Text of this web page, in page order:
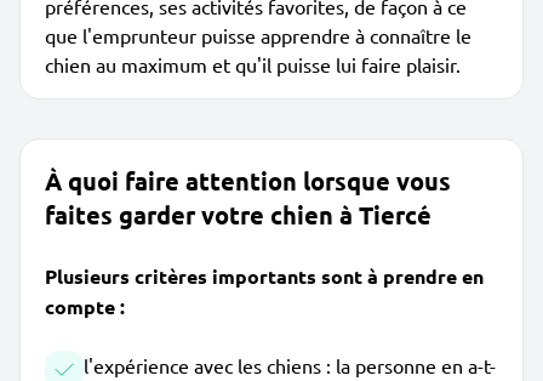
préférences, ses activités favorites, de façon à ce
que l'emprunteur puisse apprendre à connaître le
chien au maximum et qu'il puisse lui faire plaisir.
À quoi faire attention lorsque vous
faites garder votre chien à Tiercé
Plusieurs critères importants sont à prendre en
compte :
l'expérience avec les chiens : la personne en a-t-